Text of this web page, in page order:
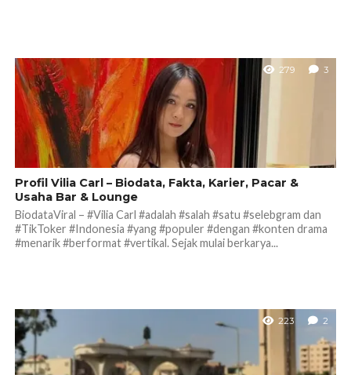
279 3
Profil Vilia Carl – Biodata, Fakta, Karier, Pacar &
Usaha Bar & Lounge
BiodataViral – #Vilia Carl #adalah #salah #satu #selebgram dan
#TikToker #Indonesia #yang #populer #dengan #konten drama
#menarik #berformat #vertikal. Sejak mulai berkarya...
223 2